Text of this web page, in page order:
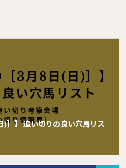
)］】 追い切りの良い穴馬リス